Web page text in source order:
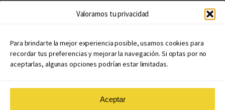
Valoramos tu privacidad
Para brindarte la mejor experiencia posible, usamos cookies para
recordar tus preferencias y mejorar la navegación. Si optas por no
aceptarlas, algunas opciones podrían estar limitadas.
Aceptar
Políticas de publicación
Políticas de coedición
Atribuciones